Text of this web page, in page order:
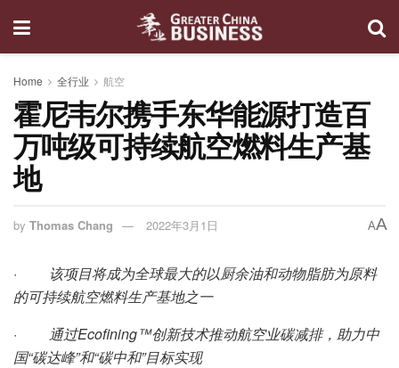
Home 全行业 航空
霍尼韦尔携手东华能源打造百
万吨级可持续航空燃料生产基
地
by Thomas Chang 2022年3月1日 AA
· 该项目将成为全球最大的以厨余油和动物脂肪为原料
的可持续航空燃料生产基地之一
· 通过Ecofining™创新技术推动航空业碳减排，助力中
国“碳达峰”和“碳中和”目标实现